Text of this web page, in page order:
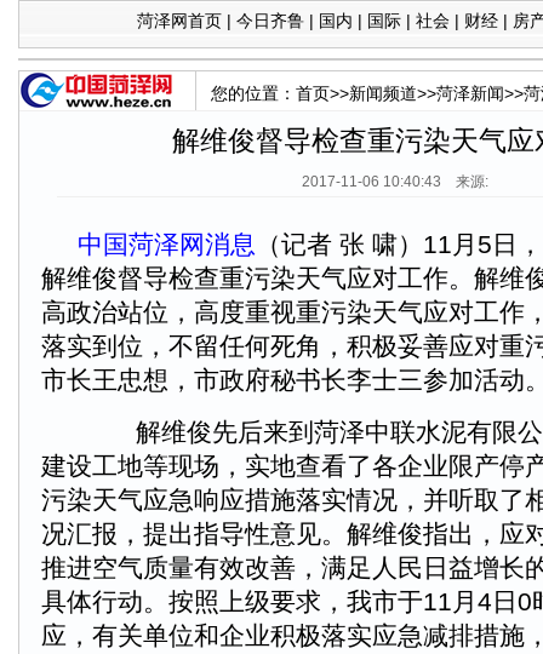
菏泽网首页 | 今日齐鲁 | 国内 | 国际 | 社会 | 财经 | 房
您的位置： 首页>>新闻频道>>菏泽新闻>>
解维俊督导检查重污染天气应
2017-11-06 10:40:43 来源:
中国菏泽网消息 （记者 张 啸）11月5日
解维俊督导检查重污染天气应对工作。解维
高政治站位，高度重视重污染天气应对工作
落实到位，不留任何死角，积极妥善应对重
市长王忠想，市政府秘书长李士三参加活动
解维俊先后来到菏泽中联水泥有限公
建设工地等现场，实地查看了各企业限产停
污染天气应急响应措施落实情况，并听取了
况汇报，提出指导性意见。解维俊指出，应
推进空气质量有效改善，满足人民日益增长
具体行动。按照上级要求，我市于11月4日0
应，有关单位和企业积极落实应急减排措施